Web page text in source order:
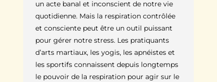
un acte banal et inconscient de notre vie
quotidienne. Mais la respiration contrôlée
et consciente peut être un outil puissant
pour gérer notre stress. Les pratiquants
d’arts martiaux, les yogis, les apnéistes et
les sportifs connaissent depuis longtemps
le pouvoir de la respiration pour agir sur le